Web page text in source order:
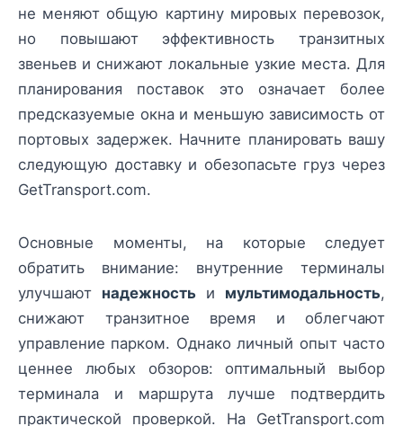
не меняют общую картину мировых перевозок,
но повышают эффективность транзитных
звеньев и снижают локальные узкие места. Для
планирования поставок это означает более
предсказуемые окна и меньшую зависимость от
портовых задержек. Начните планировать вашу
следующую доставку и обезопасьте груз через
GetTransport.com.
Основные моменты, на которые следует
обратить внимание: внутренние терминалы
улучшают надежность и мультимодальность,
снижают транзитное время и облегчают
управление парком. Однако личный опыт часто
ценнее любых обзоров: оптимальный выбор
терминала и маршрута лучше подтвердить
практической проверкой. На GetTransport.com